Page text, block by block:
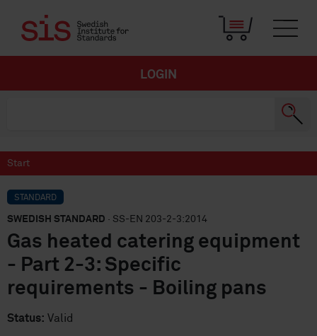
LOGIN
Start
STANDARD
SWEDISH STANDARD · SS-EN 203-2-3:2014
Gas heated catering equipment
- Part 2-3: Specific
requirements - Boiling pans
Status: Valid